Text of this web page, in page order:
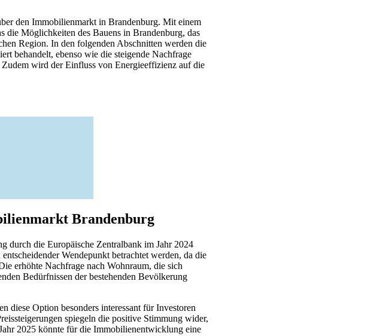
den Immobilienmarkt in Brandenburg. Mit einem
die Möglichkeiten des Bauens in Brandenburg, das
Region. In den folgenden Abschnitten werden die
behandelt, ebenso wie die steigende Nachfrage
wird der Einfluss von Energieeffizienz auf die
Brandenburg
durch die Europäische Zentralbank im Jahr 2024
Wendepunkt betrachtet werden, da die
erhöhte Nachfrage nach Wohnraum, die sich
Bedürfnissen der bestehenden Bevölkerung
diese Option besonders interessant für Investoren
spiegeln die positive Stimmung wider,
2025 könnte für die Immobilienentwicklung eine